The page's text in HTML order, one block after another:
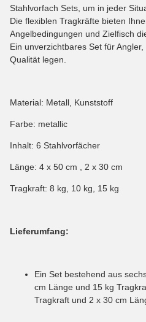
Stahlvorfach Sets, um in jeder
Die flexiblen Tragkräfte bieten
Angelbedingungen und Zielfisch
Ein unverzichtbares Set für
Qualität legen.
Material: Metall, Kunststoff
Farbe: metallic
Inhalt: 6 Stahlvorfächer
Länge: 4 x 50 cm , 2 x 30 cm
Tragkraft: 8 kg, 10 kg, 15 kg
Lieferumfang:
Ein Set bestehend aus
cm Länge und 15 kg
Tragkraft und 2 x 30 cm